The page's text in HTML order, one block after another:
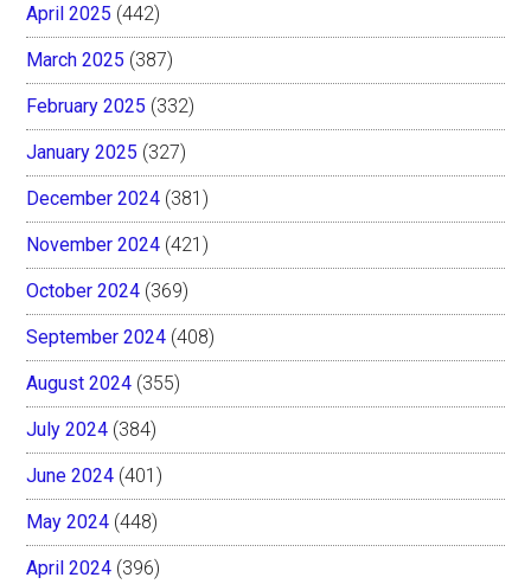
April 2025 (442)
March 2025 (387)
February 2025 (332)
January 2025 (327)
December 2024 (381)
November 2024 (421)
October 2024 (369)
September 2024 (408)
August 2024 (355)
July 2024 (384)
June 2024 (401)
May 2024 (448)
April 2024 (396)